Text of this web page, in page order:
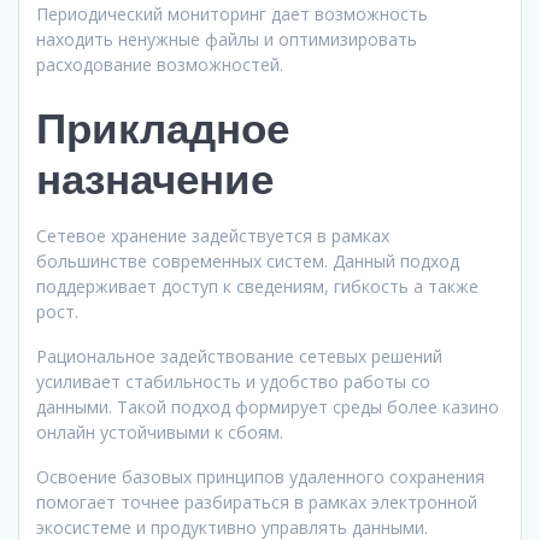
Периодический мониторинг дает возможность
находить ненужные файлы и оптимизировать
расходование возможностей.
Прикладное
назначение
Сетевое хранение задействуется в рамках
большинстве современных систем. Данный подход
поддерживает доступ к сведениям, гибкость а также
рост.
Рациональное задействование сетевых решений
усиливает стабильность и удобство работы со
данными. Такой подход формирует среды более казино
онлайн устойчивыми к сбоям.
Освоение базовых принципов удаленного сохранения
помогает точнее разбираться в рамках электронной
экосистеме и продуктивно управлять данными.